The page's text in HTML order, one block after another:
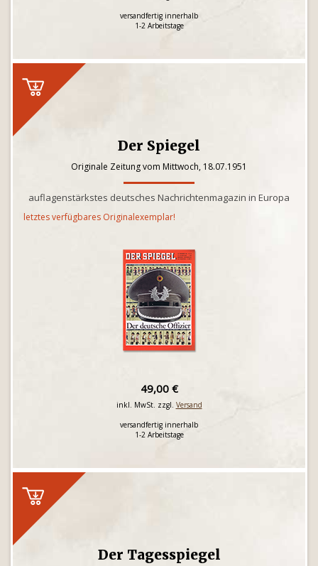
versandfertig innerhalb
1-2 Arbeitstage
Der Spiegel
Originale Zeitung vom Mittwoch, 18.07.1951
auflagenstärkstes deutsches Nachrichtenmagazin in Europa
letztes verfügbares Originalexemplar!
49,00 €
inkl. MwSt. zzgl. Versand
versandfertig innerhalb
1-2 Arbeitstage
Der Tagesspiegel